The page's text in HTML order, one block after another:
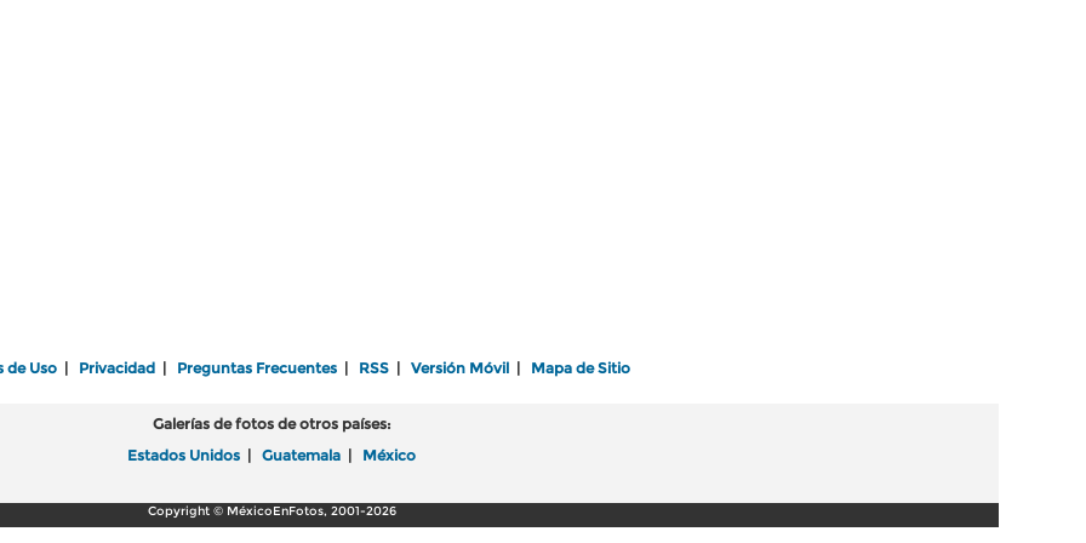
de Uso Privacidad Preguntas Frecuentes RSS Versión Móvil Mapa de Sitio
Galerías de fotos de otros países:
Estados Unidos
Guatemala México
Copyright © MéxicoEnFotos, 2001-2026